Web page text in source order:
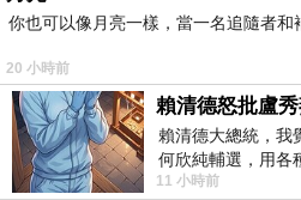
27898
寢飾,格蕾寢飾,great living
你也可以像月亮一樣，當一名追隨者和
20 小時前
賴清德怒批盧
賴清德大總統，我
何欣純輔選，用各
罵她施政滿意度輸
11 小時前